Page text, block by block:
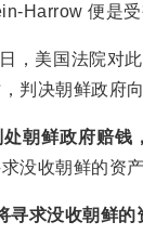
Harrow 便是受
，美国法院对
判决朝鲜政府
朝鲜政府赔钱
没收朝鲜的资
寻求没收朝鲜